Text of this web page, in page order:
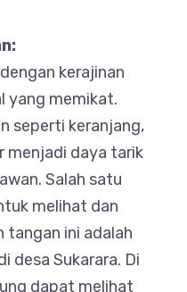
kerajinan
yang memikat.
seperti keranjang,
menjadi daya tarik
Salah satu
melihat dan
tangan ini adalah
desa Sukarara. Di
dapat melihat